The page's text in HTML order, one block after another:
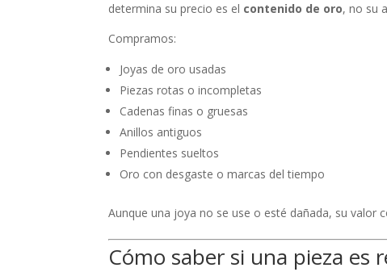
determina su precio es el contenido de oro, no su
Compramos:
Joyas de oro usadas
Piezas rotas o incompletas
Cadenas finas o gruesas
Anillos antiguos
Pendientes sueltos
Oro con desgaste o marcas del tiempo
Aunque una joya no se use o esté dañada, su valor
Cómo saber si una pieza es